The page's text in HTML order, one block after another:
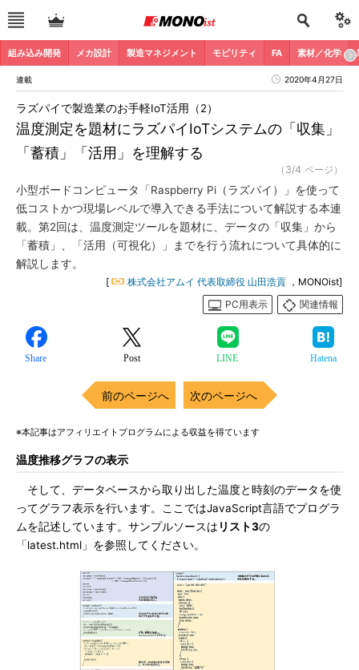
組み込み開発 メカ設計 製造マネジメント モビリティ FA 素材／化学
連載 2020年4月27日
温度測定を題材にラズパイIoTシステムの「収集」
「蓄積」「活用」を理解する
ラズパイで製造業のお手軽IoT活用（2）
（3/4 ページ）
小型ボードコンピュータ「Raspberry Pi（ラズパイ）」を使って
低コストかつ現場レベルで導入できる手法について解説する本連
載。第2回は、温度測定ツールを題材に、データの「収集」から
「蓄積」、「活用（可視化）」までを行う流れについて具体的に
解説します。
[ 株式会社アムイ 代表取締役 山田浩貢 ，MONOist]
PC用表示
関連情報
Share Post LINE Hatena
前のページへ 次のページへ
※本記事はアフィリエイトプログラムによる収益を得ています
温度推移グラフの表示
そして、データベースから取り出した温度と時刻のデータを使
ってグラフ表示を行います。ここではJavaScript言語でプログラ
ムを記述しています。サンプルソースは リスト3の
「latest.html」を参照してください。